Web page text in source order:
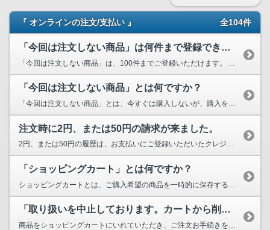
『 オンラインの注文/支払い 』 全104件
「今回は注文しない商品」は何件まで登録できますか？
「今回は注文しない商品」とは何ですか？
「今回は注文しない商品」とは、今すぐは購入しないが、購入を検討している商品をショッピングカ...
注文時に2円、または50円の請求が来ました。
2円、または50円の履歴は、お支払いにご登録いただいたクレジットカードが実際に使えるカード...
「ショッピングカート」とは何ですか？
「取り扱いを中止しております。カートから削除してください。」というメッセー...
商品をショッピングカートにいれていただき、ご注文お手続きをいただく間に商品が取扱終了となりまし...